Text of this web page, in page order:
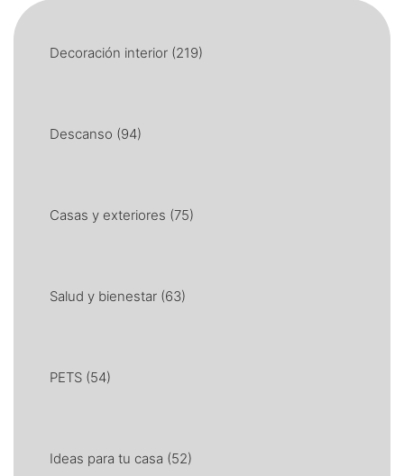
Decoración interior (219)
Descanso (94)
Casas y exteriores (75)
Salud y bienestar (63)
PETS (54)
Ideas para tu casa (52)